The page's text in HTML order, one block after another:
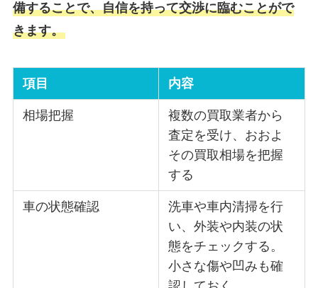
備することで、自信を持って交渉に臨むことがで
きます。
項目 内容
相場把握
複数の買取業者から
査定を受け、おおよ
その買取相場を把握
する
車の状態確認
洗車や車内清掃を行
い、外装や内装の状
態をチェックする。
小さな傷や凹みも確